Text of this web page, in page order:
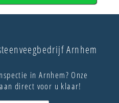
Arnhem
in Arnhem? Onze
direct voor u klaar!